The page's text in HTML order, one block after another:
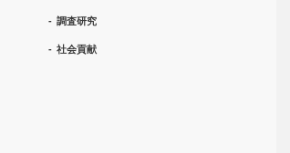
調査研究
社会貢献